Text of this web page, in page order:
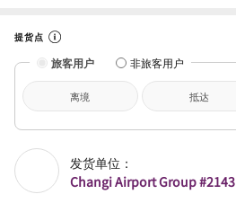
提货点
旅客用户 非旅客用户
离境 抵达
发货单位：
Changi Airport Group #2143